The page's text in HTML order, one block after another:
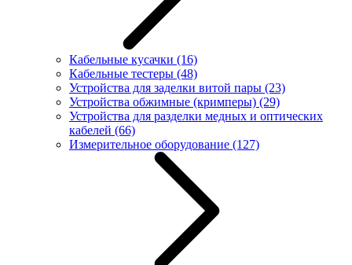
Кабельные кусачки (16)
Кабельные тестеры (48)
Устройства для заделки витой пары (23)
Устройства обжимные (кримперы) (29)
Устройства для разделки медных и оптических
кабелей (66)
Измерительное оборудование (127)